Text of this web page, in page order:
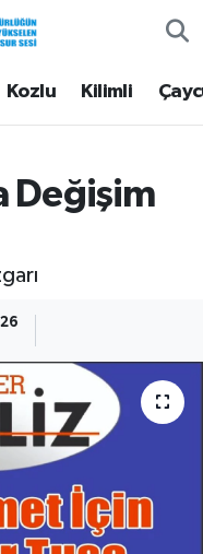
Kozlu Kilimli
Değişim